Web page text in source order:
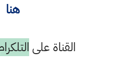
هنا
القناة على